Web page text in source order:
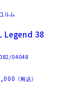
ルム
Legend 38
04048
（税込）